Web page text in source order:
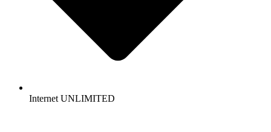
Internet UNLIMITED